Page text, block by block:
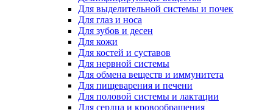
Для выделительной системы и почек
Для глаз и носа
Для зубов и десен
Для кожи
Для костей и суставов
Для нервной системы
Для обмена веществ и иммунитета
Для пищеварения и печени
Для половой системы и лактации
Для сердца и кровообращения